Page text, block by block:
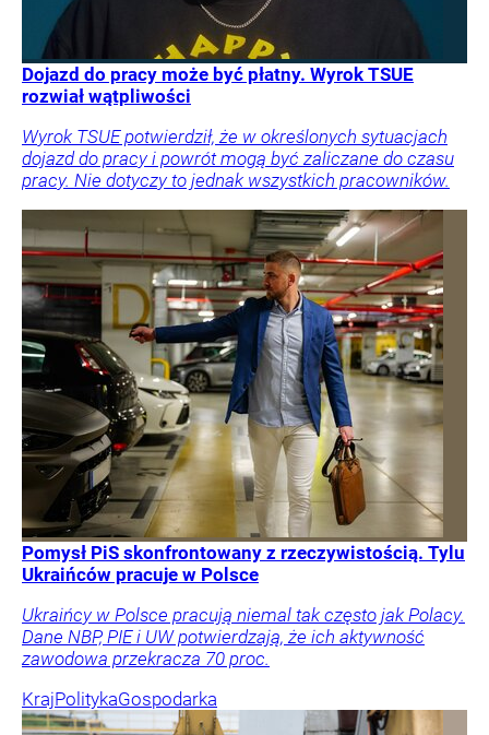
Dojazd do pracy może być płatny. Wyrok TSUE
rozwiał wątpliwości
Wyrok TSUE potwierdził, że w określonych sytuacjach
dojazd do pracy i powrót mogą być zaliczane do czasu
pracy. Nie dotyczy to jednak wszystkich pracowników.
Pomysł PiS skonfrontowany z rzeczywistością. Tylu
Ukraińców pracuje w Polsce
Ukraińcy w Polsce pracują niemal tak często jak Polacy.
Dane NBP, PIE i UW potwierdzają, że ich aktywność
zawodowa przekracza 70 proc.
KrajPolitykaGospodarka